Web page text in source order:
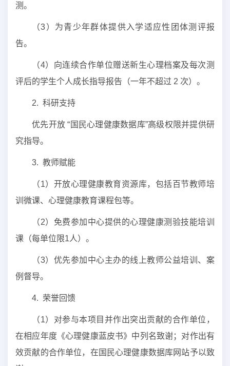
测。
（3）为青少年群体提供入学适应性团体测评报
告。
（4）向连续合作单位赠送新生心理档案及每次测
评后的学生个人成长指导报告（一年不超过 2 次）。
2. 科研支持
优先开放 “国民心理健康数据库”高级权限并提供研
究指导。
3. 教师赋能
（1）开放心理健康教育资源库，包括百节教师培
训微课、心理健康教育课程包等。
（2）免费参加中心提供的心理健康测验技能培训
课（每单位限1人）。
（3）优先参加中心主办的线上教师公益培训、案
例督导。
4. 荣誉回馈
（1）对参与本项目并作出突出贡献的合作单位，
在相应年度《心理健康蓝皮书》中列名致谢；对作出有
效贡献的合作单位，在国民心理健康数据库网站予以致